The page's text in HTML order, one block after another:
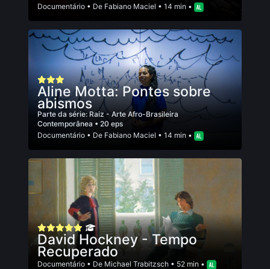
Documentário • De Fabiano Maciel • 14 min •
Aline Motta: Pontes sobre
abismos
Parte da série: Raiz - Arte Afro-Brasileira
Contemporânea • 20 eps
Documentário • De Fabiano Maciel • 14 min •
David Hockney - Tempo
Recuperado
Documentário • De Michael Trabitzsch • 52 min •